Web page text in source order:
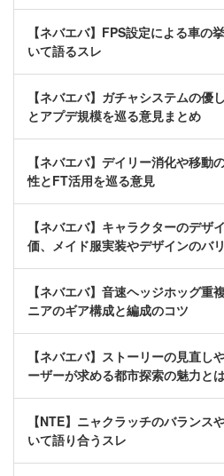
【ネバエバ】FPS設定による車の
いて語るスレ
【ネバエバ】ガチャシステムの優
とアプデ規模を巡る意見まとめ
【ネバエバ】デイリー消化や移動
性とFT活用を巡る意見
【ネバエバ】キャラクターのデザ
価、メイド服実装やデザインのバ
【ネバエバ】音速ヘッジホッグ重
ニアのギア構成と編成のコツ
【ネバエバ】ストーリーの見直し
ーザーが求める都市探索の魅力と
【NTE】ニャクラッチのバランス
いて語り合うスレ